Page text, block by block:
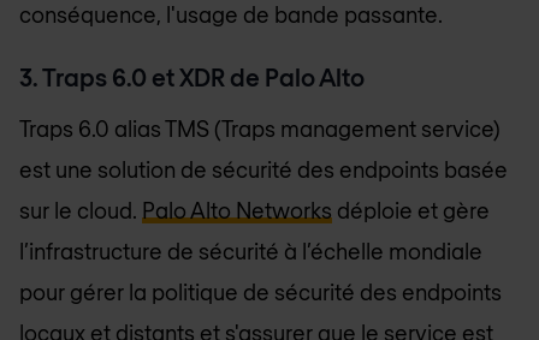
conséquence, l'usage de bande passante.
3. Traps 6.0 et XDR de Palo Alto
Traps 6.0 alias TMS (Traps management service)
est une solution de sécurité des endpoints basée
sur le cloud. Palo Alto Networks déploie et gère
l’infrastructure de sécurité à l’échelle mondiale
pour gérer la politique de sécurité des endpoints
locaux et distants et s'assurer que le service est